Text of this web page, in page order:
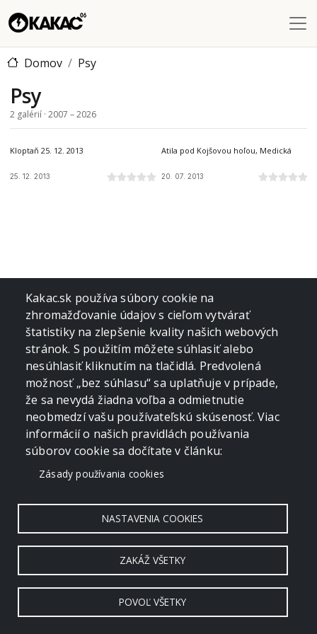
Domov Psy
Psy
2 galérií · 2007 – 2026
Kloptaň 25. 12. 2013
25. 12. 2013
Atila pod Kojšovou hoľou, Medická
20. 07. 2013
Copyright © 2006 - 2026 by crevko
Kakac.sk používa súbory cookie na
zhromažďovanie údajov s cieľom vytvárať
štatistiky na zlepšenie kvality našich webových
stránok. S použitím môžete súhlasiť alebo
nesúhlasiť kliknutím na tlačidlá. Predvolená
možnosť „bez súhlasu“ sa uplatňuje v prípade,
že sa nevydá žiadna voľba a odmietnutie
neobmedzí vašu používateľskú skúsenosť. Viac
informácií o našich pravidlách používania
súborov cookie sa dočítate v článku:
Zásady používania cookies
NASTAVENIA COOKIES
ZAKÁŽ VŠETKY
POVOĽ VŠETKY